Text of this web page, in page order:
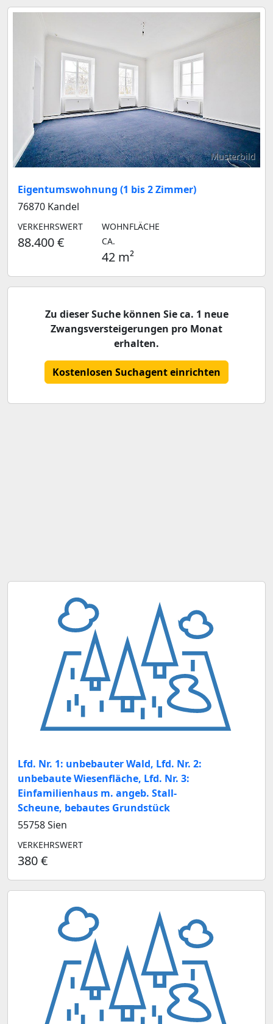
Musterbild
Eigentumswohnung (1 bis 2 Zimmer)
76870 Kandel
VERKEHRSWERT
88.400 €
WOHNFLÄCHE
CA.
42 m²
Zu dieser Suche können Sie ca. 1 neue
Zwangsversteigerungen pro Monat
erhalten.
Kostenlosen Suchagent einrichten
Lfd. Nr. 1: unbebauter Wald, Lfd. Nr. 2:
unbebaute Wiesenfläche, Lfd. Nr. 3:
Einfamilienhaus m. angeb. Stall-
Scheune, bebautes Grundstück
55758 Sien
VERKEHRSWERT
380 €